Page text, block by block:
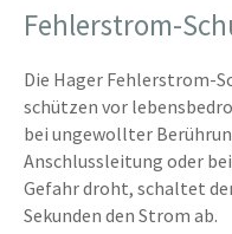
Fehlerstrom-
Die Hager Fehlerstrom-
schützen vor
bei ungewollter
Anschlussleitung oder
Gefahr droht, schaltet
Sekunden den Strom ab.